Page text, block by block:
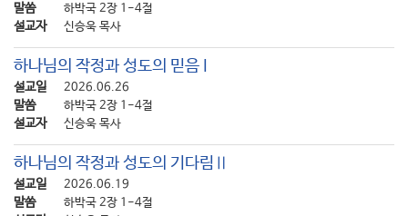
말씀 하박국 2장 1-4절
설교자 신승욱 목사
하나님의 작정과 성도의 믿음 I
설교일 2026.06.26
말씀 하박국 2장 1-4절
설교자 신승욱 목사
하나님의 작정과 성도의 기다림Ⅱ
설교일 2026.06.19
말씀 하박국 2장 1-4절